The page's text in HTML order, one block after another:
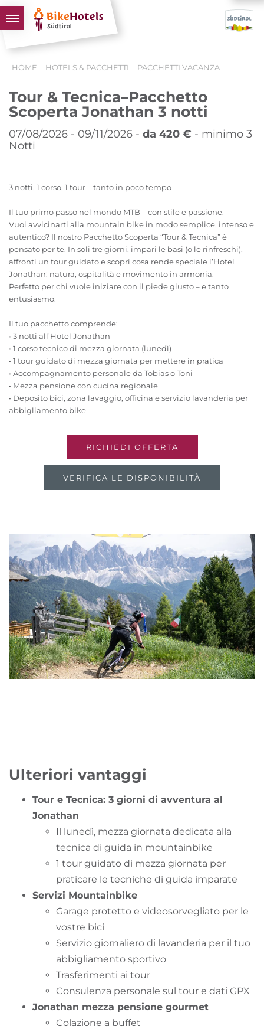
TOUR & TERRITORI
L'ALTO ADIGE & NOI
INFO UTILI
HOME HOTELS & PACCHETTI PACCHETTI VACANZA
Tour & Tecnica–Pacchetto
Scoperta Jonathan 3 notti
07/08/2026 - 09/11/2026 - da 420 € - minimo 3
Notti
3 notti, 1 corso, 1 tour – tanto in poco tempo
Il tuo primo passo nel mondo MTB – con stile e passione.
Vuoi avvicinarti alla mountain bike in modo semplice, intenso e
autentico? Il nostro Pacchetto Scoperta “Tour & Tecnica” è
pensato per te. In soli tre giorni, impari le basi (o le rinfreschi),
affronti un tour guidato e scopri cosa rende speciale l’Hotel
Jonathan: natura, ospitalità e movimento in armonia.
Perfetto per chi vuole iniziare con il piede giusto – e tanto
entusiasmo.
Il tuo pacchetto comprende:
• 3 notti all’Hotel Jonathan
• 1 corso tecnico di mezza giornata (lunedì)
• 1 tour guidato di mezza giornata per mettere in pratica
• Accompagnamento personale da Tobias o Toni
• Mezza pensione con cucina regionale
• Deposito bici, zona lavaggio, officina e servizio lavanderia per
abbigliamento bike
RICHIEDI OFFERTA
VERIFICA LE DISPONIBILITÀ
Ulteriori vantaggi
Tour e Tecnica: 3 giorni di avventura al
Jonathan
Il lunedì, mezza giornata dedicata alla
tecnica di guida in mountainbike
1 tour guidato di mezza giornata per
praticare le tecniche di guida imparate
Servizi Mountainbike
Garage protetto e videosorvegliato per le
vostre bici
Servizio giornaliero di lavanderia per il tuo
abbigliamento sportivo
Trasferimenti ai tour
Consulenza personale sul tour e dati GPX
Jonathan mezza pensione gourmet
Colazione a buffet